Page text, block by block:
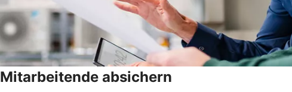
Mitarbeitende absichern